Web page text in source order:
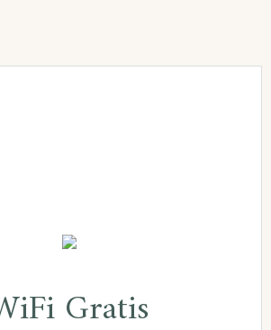
Gratis
WiFi Gratis
habitaciones disponen de